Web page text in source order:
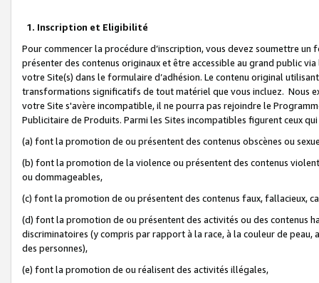
1. Inscription et Eligibilité
Pour commencer la procédure d’inscription, vous devez soumettre
présenter des contenus originaux et être accessible au grand public
votre Site(s) dans le formulaire d’adhésion. Le contenu original
transformations significatifs de tout matériel que vous incluez. Nous
votre Site s'avère incompatible, il ne pourra pas rejoindre le
Publicitaire de Produits. Parmi les Sites incompatibles figurent ceux
(a) font la promotion de ou présentent des contenus obscènes ou
(b) font la promotion de la violence ou présentent des contenus
ou dommageables,
(c) font la promotion de ou présentent des contenus faux, fallacieux,
(d) font la promotion de ou présentent des activités ou des contenus
discriminatoires (y compris par rapport à la race, à la couleur de
des personnes),
(e) font la promotion de ou réalisent des activités illégales,